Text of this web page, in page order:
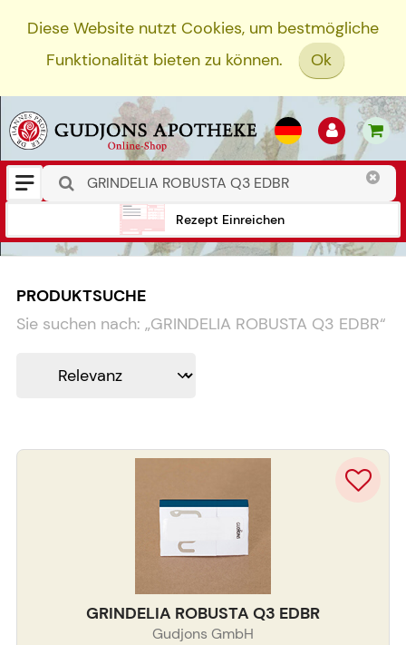
Diese Website nutzt Cookies, um bestmögliche
Funktionalität bieten zu können.
Ok
Rezept Einreichen
PRODUKTSUCHE
Sie suchen nach: „GRINDELIA ROBUSTA Q3 EDBR“
GRINDELIA ROBUSTA Q3 EDBR
Gudjons GmbH